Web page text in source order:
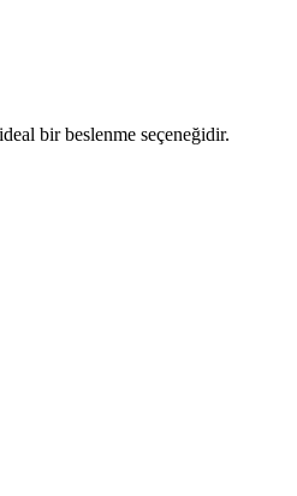
bir beslenme seçeneğidir.